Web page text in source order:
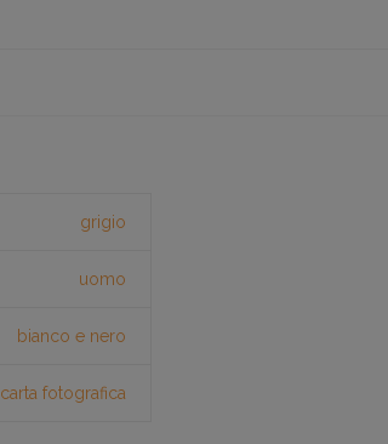
grigio
uomo
bianco e nero
carta fotografica